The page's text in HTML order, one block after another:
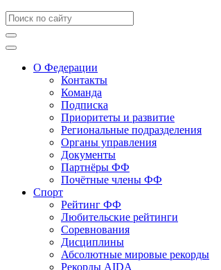
О Федерации
Контакты
Команда
Подписка
Приоритеты и развитие
Региональные подразделения
Органы управления
Документы
Партнёры ФФ
Почётные члены ФФ
Спорт
Рейтинг ФФ
Любительские рейтинги
Соревнования
Дисциплины
Абсолютные мировые рекорды
Рекорды AIDA